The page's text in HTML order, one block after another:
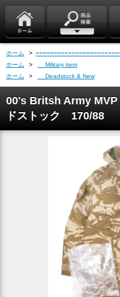
ホーム >
ホーム
>
Military item
ホーム
> Deadstock & New
00's Britsh Army MVP
ドストック 170/88